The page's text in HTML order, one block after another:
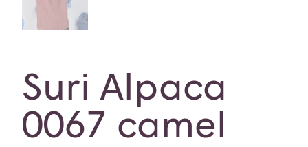
Suri Alpaca
0067 camel